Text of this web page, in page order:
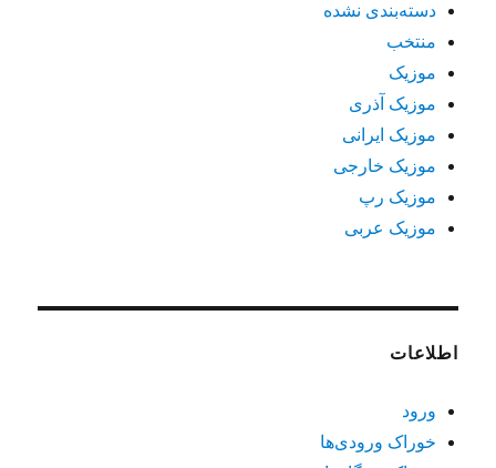
دسته‌بندی نشده
منتخب
موزیک
موزیک آذری
موزیک ایرانی
موزیک خارجی
موزیک رپ
موزیک عربی
اطلاعات
ورود
خوراک ورودی‌ها